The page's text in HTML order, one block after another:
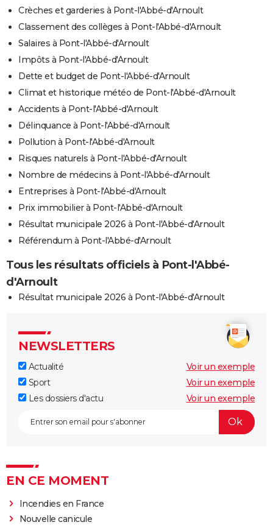
Crèches et garderies à Pont-l'Abbé-d'Arnoult
Classement des collèges à Pont-l'Abbé-d'Arnoult
Salaires à Pont-l'Abbé-d'Arnoult
Impôts à Pont-l'Abbé-d'Arnoult
Dette et budget de Pont-l'Abbé-d'Arnoult
Climat et historique météo de Pont-l'Abbé-d'Arnoult
Accidents à Pont-l'Abbé-d'Arnoult
Délinquance à Pont-l'Abbé-d'Arnoult
Pollution à Pont-l'Abbé-d'Arnoult
Risques naturels à Pont-l'Abbé-d'Arnoult
Nombre de médecins à Pont-l'Abbé-d'Arnoult
Entreprises à Pont-l'Abbé-d'Arnoult
Prix immobilier à Pont-l'Abbé-d'Arnoult
Résultat municipale 2026 à Pont-l'Abbé-d'Arnoult
Référendum à Pont-l'Abbé-d'Arnoult
Tous les résultats officiels à Pont-l'Abbé-
d'Arnoult
Résultat municipale 2026 à Pont-l'Abbé-d'Arnoult
NEWSLETTERS
Actualité
Voir un exemple
Sport
Voir un exemple
Les dossiers d'actu
Voir un exemple
EN CE MOMENT
Incendies en France
Nouvelle canicule